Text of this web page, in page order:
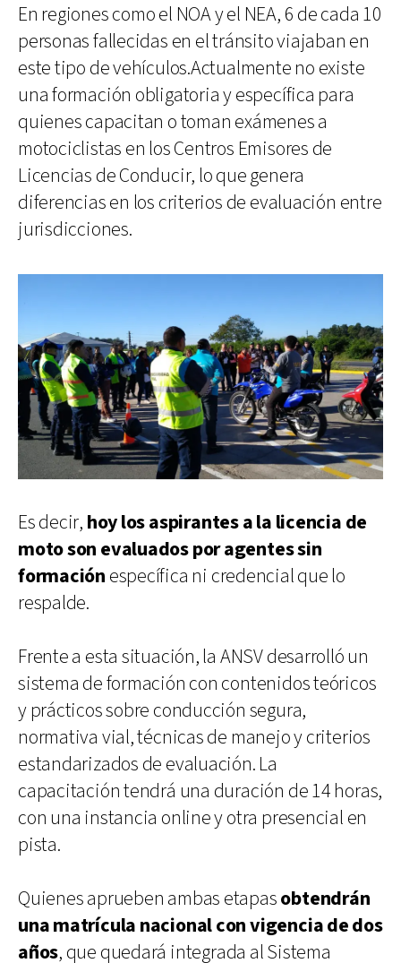
En regiones como el NOA y el NEA, 6 de cada 10
personas fallecidas en el tránsito viajaban en
este tipo de vehículos.Actualmente no existe
una formación obligatoria y específica para
quienes capacitan o toman exámenes a
motociclistas en los Centros Emisores de
Licencias de Conducir, lo que genera
diferencias en los criterios de evaluación entre
jurisdicciones.
Es decir, hoy los aspirantes a la licencia de
moto son evaluados por agentes sin
formación específica ni credencial que lo
respalde.
Frente a esta situación, la ANSV desarrolló un
sistema de formación con contenidos teóricos
y prácticos sobre conducción segura,
normativa vial, técnicas de manejo y criterios
estandarizados de evaluación. La
capacitación tendrá una duración de 14 horas,
con una instancia online y otra presencial en
pista.
Quienes aprueben ambas etapasobtendrán
una matrícula nacional con vigencia de dos
años, que quedará integrada al Sistema